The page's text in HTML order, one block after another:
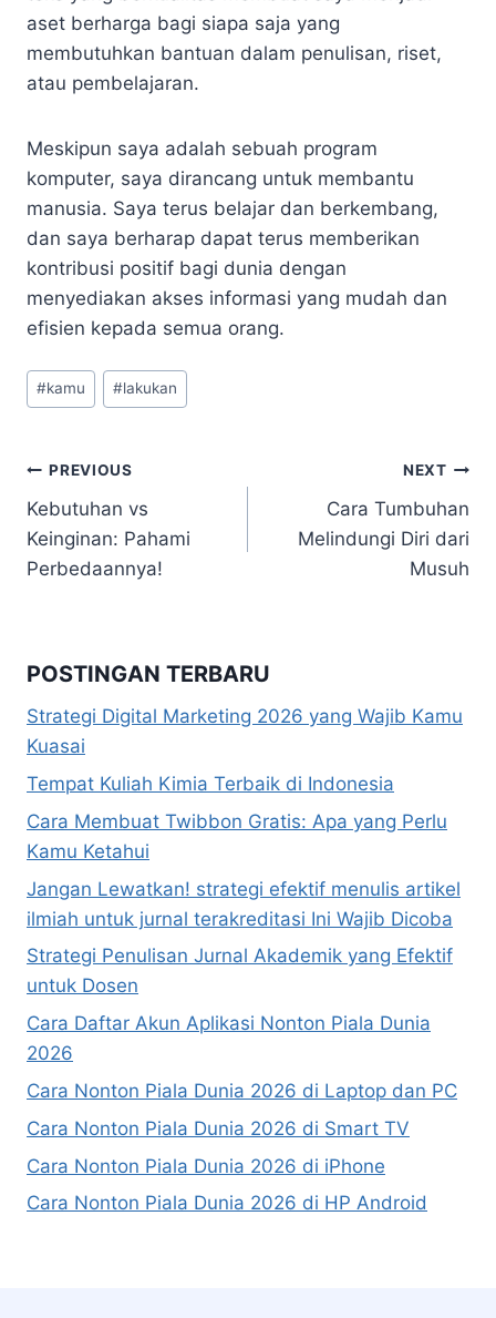
aset berharga bagi siapa saja yang
membutuhkan bantuan dalam penulisan, riset,
atau pembelajaran.
Meskipun saya adalah sebuah program
komputer, saya dirancang untuk membantu
manusia. Saya terus belajar dan berkembang,
dan saya berharap dapat terus memberikan
kontribusi positif bagi dunia dengan
menyediakan akses informasi yang mudah dan
efisien kepada semua orang.
Post
Tags:
#kamu #lakukan
Navigasi
pos
PREVIOUS
Kebutuhan vs
Keinginan: Pahami
Perbedaannya!
NEXT
Cara Tumbuhan
Melindungi Diri dari
Musuh
POSTINGAN TERBARU
Strategi Digital Marketing 2026 yang Wajib Kamu
Kuasai
Tempat Kuliah Kimia Terbaik di Indonesia
Cara Membuat Twibbon Gratis: Apa yang Perlu
Kamu Ketahui
Jangan Lewatkan! strategi efektif menulis artikel
ilmiah untuk jurnal terakreditasi Ini Wajib Dicoba
Strategi Penulisan Jurnal Akademik yang Efektif
untuk Dosen
Cara Daftar Akun Aplikasi Nonton Piala Dunia
2026
Cara Nonton Piala Dunia 2026 di Laptop dan PC
Cara Nonton Piala Dunia 2026 di Smart TV
Cara Nonton Piala Dunia 2026 di iPhone
Cara Nonton Piala Dunia 2026 di HP Android